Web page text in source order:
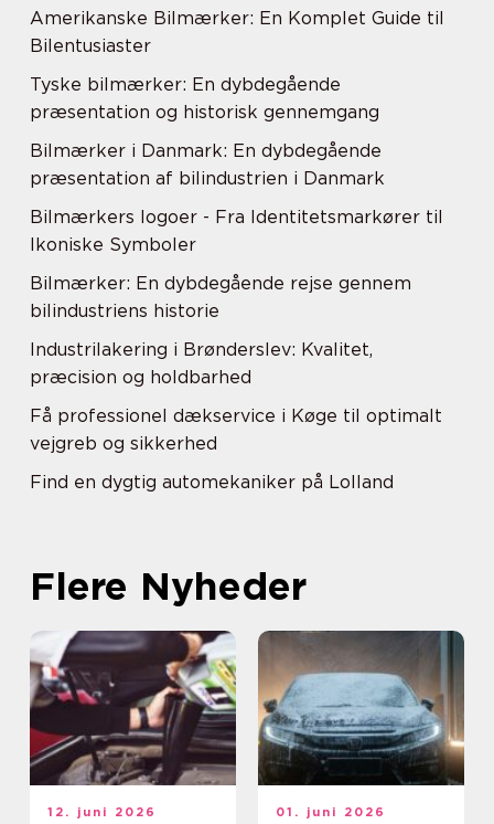
Amerikanske Bilmærker: En Komplet Guide til
Bilentusiaster
Tyske bilmærker: En dybdegående
præsentation og historisk gennemgang
Bilmærker i Danmark: En dybdegående
præsentation af bilindustrien i Danmark
Bilmærkers logoer - Fra Identitetsmarkører til
Ikoniske Symboler
Bilmærker: En dybdegående rejse gennem
bilindustriens historie
Industrilakering i Brønderslev: Kvalitet,
præcision og holdbarhed
Få professionel dækservice i Køge til optimalt
vejgreb og sikkerhed
Find en dygtig automekaniker på Lolland
Flere Nyheder
12. juni 2026 01. juni 2026